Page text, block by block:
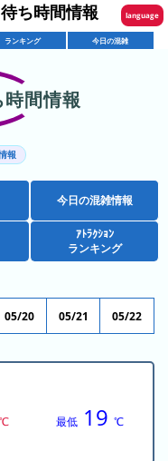
English
ภาษาไทย
日本語
ち時間情報 language
ランキング 今日の混雑
間情報
報
今日の混雑情報
ｱﾄﾗｸｼｮﾝ
ランキング
05/20 05/21 05/22
℃ 最低 19 ℃